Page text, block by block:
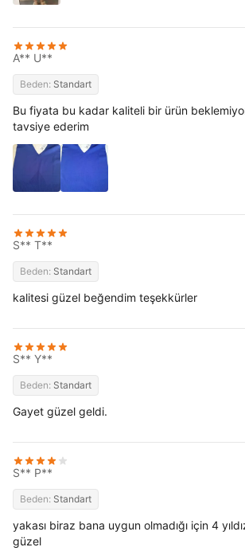
A** U**
Beden: Standart
Bu fiyata bu kadar kaliteli bir ürün
tavsiye ederim
S** T**
Beden: Standart
kalitesi güzel beğendim teşekkürler
S** Y**
Beden: Standart
Gayet güzel geldi.
S** P**
Beden: Standart
yakası biraz bana uygun olmadığı için 4
güzel